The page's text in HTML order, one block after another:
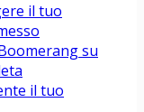
il tuo
su
il tuo